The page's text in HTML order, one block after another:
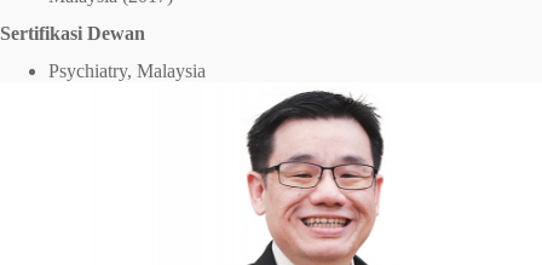
Sertifikasi Dewan
Psychiatry, Malaysia